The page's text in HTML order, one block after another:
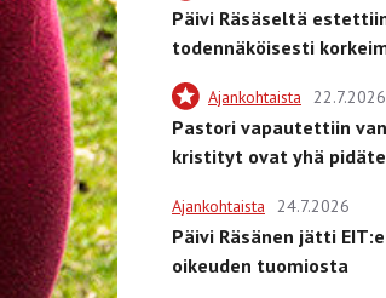
Päivi Räsäseltä
todennäköisesti
Ajankohtaista 22.7.2026
Pastori vapautettiin
kristityt ovat yhä
Ajankohtaista 24.7.2026
Päivi Räsänen jätti
oikeuden tuomiosta